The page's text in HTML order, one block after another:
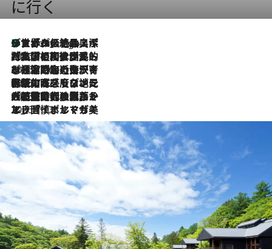
に行く
4 Hours Ago
リスボンの絶品スイーツ「パステル・デ・ナタ」とは？ポルトガル伝統の奥深い世界へ
2026.7.27
「私の祖国はポルトガル語です」国民的詩人フェルナンド・ペソアと、彼が愛した文学の街を歩く
2026.7.26
ポルトガル近海が育む極上の海の幸。キリリと冷えた白ワインと愉しむ、シーフード専門店の贅沢
2026.7.22
伝統の味をモダンに昇華。高感度な地元客が集う、リスボンの最旬ガストロノミー
2026.7.21
大航海時代の栄華から、震災、独裁、そして革命へ。ポルトガル・首都リスボンの石畳に刻まれた「歴史の光と影」
2026.7.13
エッセイ・ヤマザキマリ「慎ましくも美しき国 ポルトガル」